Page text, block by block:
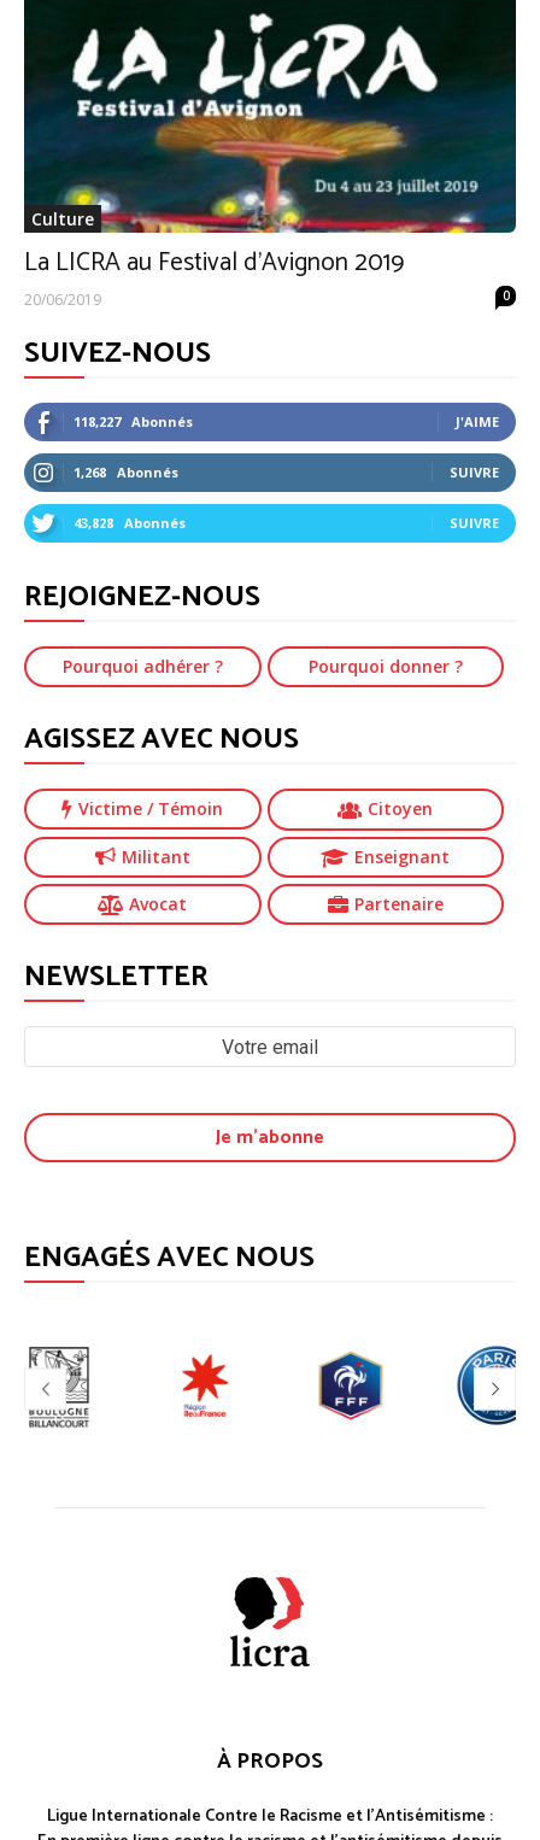
Culture
La LICRA au Festival d’Avignon 2019
20/06/2019 0
SUIVEZ-NOUS
118,227 Abonnés J'AIME
1,268 Abonnés SUIVRE
43,828 Abonnés SUIVRE
REJOIGNEZ-NOUS
Pourquoi adhérer ? Pourquoi donner ?
AGISSEZ AVEC NOUS
Victime/ Témoin Citoyen
Militant Enseignant
Avocat Partenaire
NEWSLETTER
ENGAGÉS AVEC NOUS
À PROPOS
Ligue Internationale Contre le Racisme et l'Antisémitisme :